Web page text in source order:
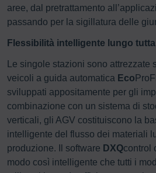
aree, dal pretrattamento
passando per la sigillatura delle
Flessibilità intelligente lungo
Le singole stazioni sono attrezzate
veicoli a guida automatica Eco
sviluppati appositamente per gli
combinazione con un sistema di
verticali, gli AGV costituiscono la
intelligente del flusso dei materiali
produzione. Il software DXQcontrol
modo così intelligente che tutti i